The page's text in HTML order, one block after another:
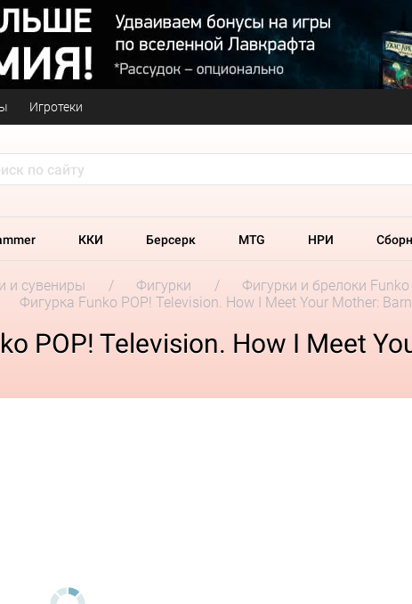
Игротеки
ККИ Берсерк MTG НРИ
и сувениры Фигурки Фигурки и брелоки Funko
Фигурка Funko POP! Television. How I Meet Your Mother:
POP! Television. How I Meet